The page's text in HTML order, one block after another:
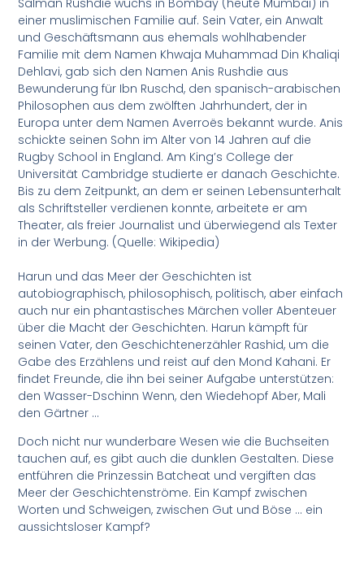
einer muslimischen Familie auf. Sein Vater, ein Anwalt
und Geschäftsmann aus ehemals wohlhabender
Familie mit dem Namen Khwaja Muhammad Din Khaliqi
Dehlavi, gab sich den Namen Anis Rushdie aus
Bewunderung für Ibn Ruschd, den spanisch-arabischen
Philosophen aus dem zwölften Jahrhundert, der in
Europa unter dem Namen Averroës bekannt wurde. Anis
schickte seinen Sohn im Alter von 14 Jahren auf die
Rugby School in England. Am King’s College der
Universität Cambridge studierte er danach Geschichte.
Bis zu dem Zeitpunkt, an dem er seinen Lebensunterhalt
als Schriftsteller verdienen konnte, arbeitete er am
Theater, als freier Journalist und überwiegend als Texter
in der Werbung. (Quelle: Wikipedia)
Harun und das Meer der Geschichten ist
autobiographisch, philosophisch, politisch, aber einfach
auch nur ein phantastisches Märchen voller Abenteuer
über die Macht der Geschichten. Harun kämpft für
seinen Vater, den Geschichtenerzähler Rashid, um die
Gabe des Erzählens und reist auf den Mond Kahani. Er
findet Freunde, die ihn bei seiner Aufgabe unterstützen:
den Wasser-Dschinn Wenn, den Wiedehopf Aber, Mali
den Gärtner …
Doch nicht nur wunderbare Wesen wie die Buchseiten
tauchen auf, es gibt auch die dunklen Gestalten. Diese
entführen die Prinzessin Batcheat und vergiften das
Meer der Geschichtenströme. Ein Kampf zwischen
Worten und Schweigen, zwischen Gut und Böse … ein
aussichtsloser Kampf?